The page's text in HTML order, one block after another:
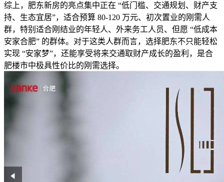
综上，肥东新房的亮点集中正在 “低门槛、交通规划、财产支
持、生态宜居”，适合预算 80-120 万元、初次置业的刚需人
群，特别适合刚结业的年轻人、外来务工人员、但愿 “低成本
安家合肥” 的群体。对于这类人群而言，选择肥东不只能轻松
实现 “安家梦”，还能享受将来交通取财产成长的盈利，是合
肥楼市中极具性价比的刚需选择。